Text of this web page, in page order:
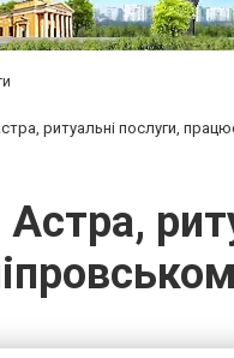
ритуальні послуги,